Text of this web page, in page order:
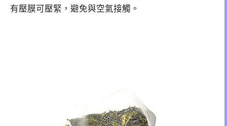
有壓膜可壓緊，避免與空氣接觸。